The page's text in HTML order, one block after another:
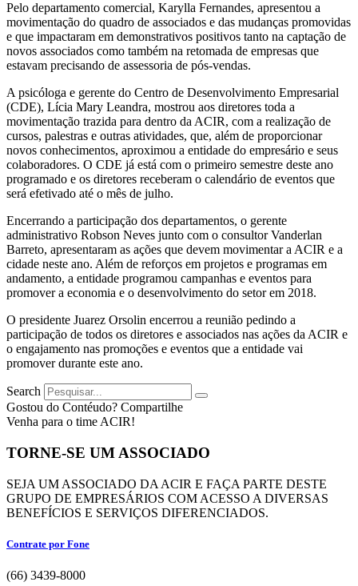
Pelo departamento comercial, Karylla Fernandes, apresentou a
movimentação do quadro de associados e das mudanças promovidas
e que impactaram em demonstrativos positivos tanto na captação de
novos associados como também na retomada de empresas que
estavam precisando de assessoria de pós-vendas.
A psicóloga e gerente do Centro de Desenvolvimento Empresarial
(CDE), Lícia Mary Leandra, mostrou aos diretores toda a
movimentação trazida para dentro da ACIR, com a realização de
cursos, palestras e outras atividades, que, além de proporcionar
novos conhecimentos, aproximou a entidade do empresário e seus
colaboradores. O CDE já está com o primeiro semestre deste ano
programado e os diretores receberam o calendário de eventos que
será efetivado até o mês de julho.
Encerrando a participação dos departamentos, o gerente
administrativo Robson Neves junto com o consultor Vanderlan
Barreto, apresentaram as ações que devem movimentar a ACIR e a
cidade neste ano. Além de reforços em projetos e programas em
andamento, a entidade programou campanhas e eventos para
promover a economia e o desenvolvimento do setor em 2018.
O presidente Juarez Orsolin encerrou a reunião pedindo a
participação de todos os diretores e associados nas ações da ACIR e
o engajamento nas promoções e eventos que a entidade vai
promover durante este ano.
Search
Gostou do Contéudo? Compartilhe
Venha para o time ACIR!
TORNE-SE UM ASSOCIADO
SEJA UM ASSOCIADO DA ACIR E FAÇA PARTE DESTE
GRUPO DE EMPRESÁRIOS COM ACESSO A DIVERSAS
BENEFÍCIOS E SERVIÇOS DIFERENCIADOS.
Contrate por Fone
(66) 3439-8000